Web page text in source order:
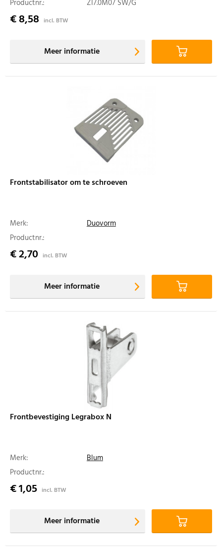
Productnr.: ZI7.0M07 SW/G
€ 8,58 incl. BTW
Meer informatie
Frontstabilisator om te schroeven
Merk:
Duovorm
Productnr.:
€ 2,70 incl. BTW
Meer informatie
Frontbevestiging Legrabox N
Merk:
Blum
Productnr.:
€ 1,05 incl. BTW
Meer informatie